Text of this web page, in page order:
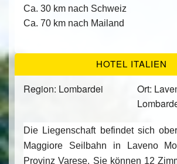
Ca. 30 km nach Schweiz
Ca. 70 km nach Mailand
HOTEL ITALIEN
Region: Lombardei
Ort:
Die Liegenschaft befindet sich
Maggiore Seilbahn in Laveno
Provinz Varese. Sie können 12